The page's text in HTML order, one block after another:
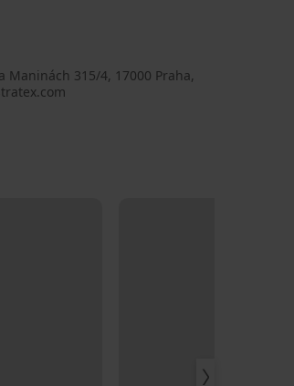
Maninách 315/4, 17000 Praha,